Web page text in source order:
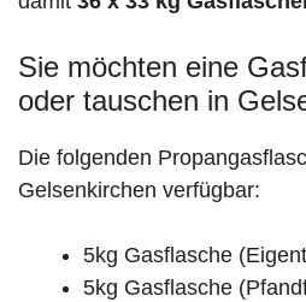
Sie möchten eine
oder tauschen in
Die folgenden
Gelsenkirchen verfügbar:
5kg Gasflasche
5kg Gasflasche